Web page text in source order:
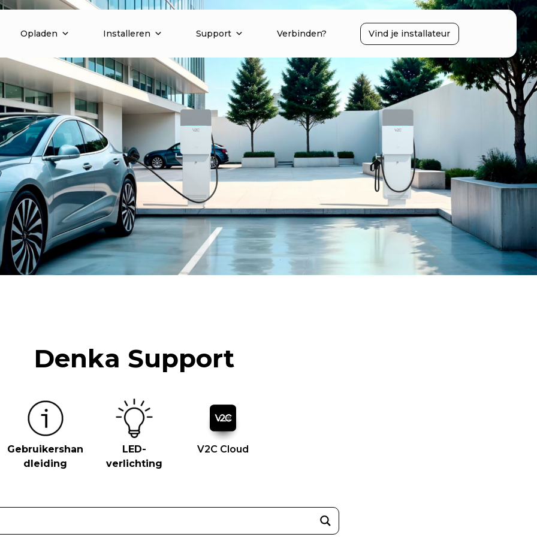
Opladen Installeren Support Verbinden? Vind je installateur
Denka Support
Gebruikershan
dleiding
LED-
verlichting
V2C Cloud